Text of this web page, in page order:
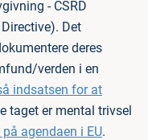
- CSRD
Det
deres
verden i en
indsatsen for at
taget er mental trivsel
på agendaen i EU.